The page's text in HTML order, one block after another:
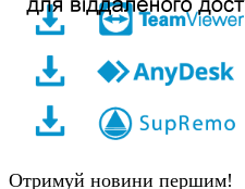
Отримуй новини першим!